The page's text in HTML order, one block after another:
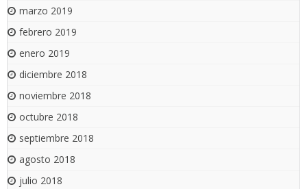
marzo 2019
febrero 2019
enero 2019
diciembre 2018
noviembre 2018
octubre 2018
septiembre 2018
agosto 2018
julio 2018